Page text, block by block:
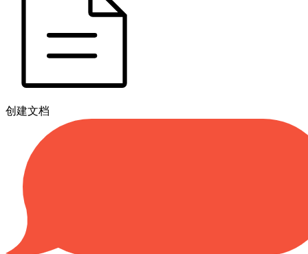
创建文档